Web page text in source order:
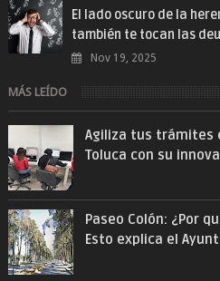
El lado oscuro de la
también te tocan las
Nov 19, 2025
MÁS LEÍDO
Agiliza tus trámites
Toluca con su
Paseo Colón: ¿Por
Esto explica el